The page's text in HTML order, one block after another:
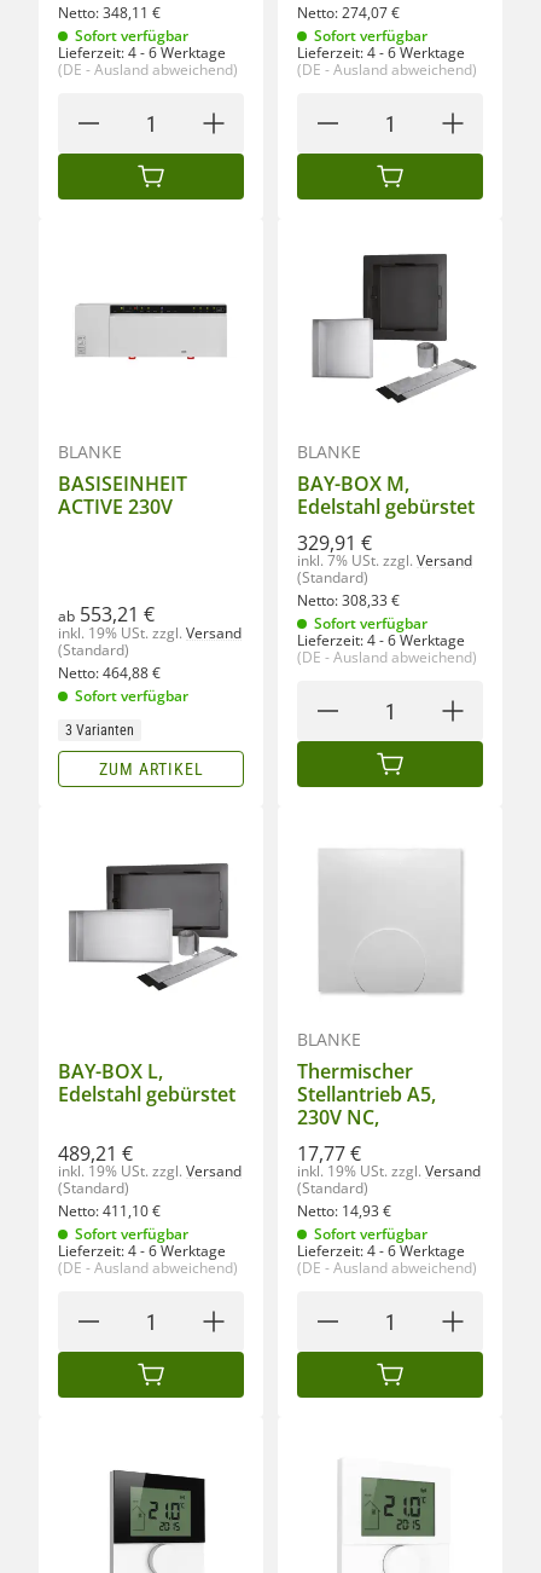
Netto:348,11 €
Sofort verfügbar
Lieferzeit:4 - 6 Werktage
(DE - Ausland abweichend)
IN DEN WARENKORB
Netto:274,07€
Sofort verfügbar
Lieferzeit:4 - 6 Werktage
(DE - Ausland abweichend)
IN DEN WARENKORB
BLANKE
BASISEINHEIT
ACTIVE 230V
ab 553,21 €
inkl. 19% USt. zzgl. Versand
(Standard)
Netto:464,88€
Sofort verfügbar
3 Varianten
ZUM ARTIKEL
BLANKE
BAY-BOX M,
Edelstahl gebürstet
329,91 €
inkl. 7% USt. zzgl. Versand
(Standard)
Netto:308,33€
Sofort verfügbar
Lieferzeit:4 - 6 Werktage
(DE - Ausland abweichend)
IN DEN WARENKORB
BAY-BOX L,
Edelstahl gebürstet
489,21 €
inkl. 19% USt. zzgl. Versand
(Standard)
Netto:411,10€
Sofort verfügbar
Lieferzeit:4 - 6 Werktage
(DE - Ausland abweichend)
IN DEN WARENKORB
BLANKE
Thermischer
Stellantrieb A5,
230V NC,
17,77 €
inkl. 19% USt. zzgl. Versand
(Standard)
Netto: 14,93€
Sofort verfügbar
Lieferzeit:4 - 6 Werktage
(DE - Ausland abweichend)
IN DEN WARENKORB